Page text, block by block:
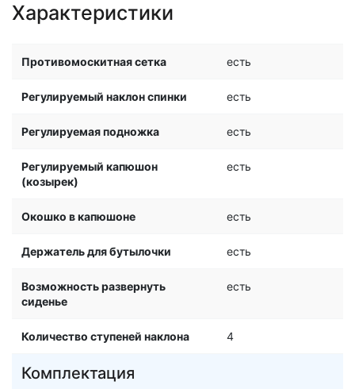
Характеристики
Противомоскитная сетка есть
Регулируемый наклон спинки есть
Регулируемая подножка есть
Регулируемый капюшон
(козырек)
есть
Окошко в капюшоне есть
Держатель для бутылочки есть
Возможность развернуть
сиденье
есть
Количество ступеней наклона 4
Комплектация